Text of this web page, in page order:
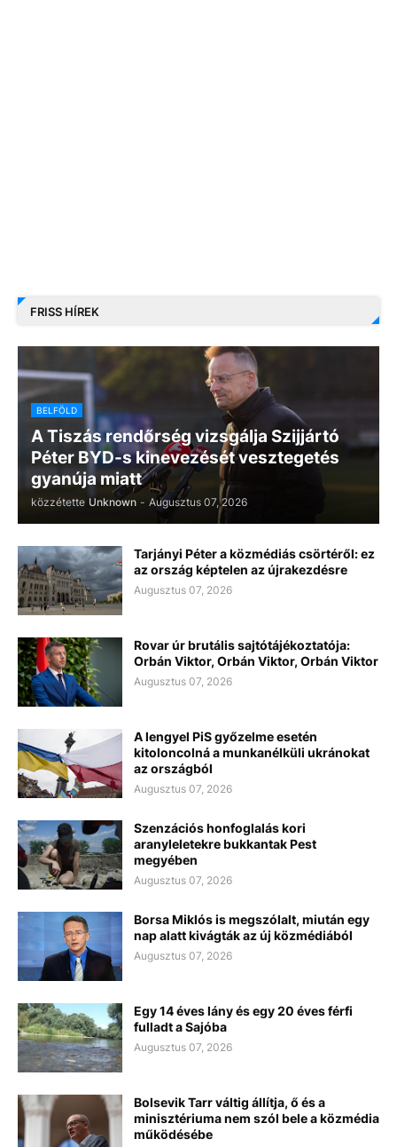
FRISS HÍREK
BELFÖLD
A Tiszás rendőrség vizsgálja Szijjártó
Péter BYD-s kinevezését vesztegetés
gyanúja miatt
közzétette Unknown - Augusztus 07, 2026
Tarjányi Péter a közmédiás csörtéről: ez
az ország képtelen az újrakezdésre
Augusztus 07, 2026
Rovar úr brutális sajtótájékoztatója:
Orbán Viktor, Orbán Viktor, Orbán Viktor
Augusztus 07, 2026
A lengyel PiS győzelme esetén
kitoloncolná a munkanélküli ukránokat
az országból
Augusztus 07, 2026
Szenzációs honfoglalás kori
aranyleletekre bukkantak Pest
megyében
Augusztus 07, 2026
Borsa Miklós is megszólalt, miután egy
nap alatt kivágták az új közmédiából
Augusztus 07, 2026
Egy 14 éves lány és egy 20 éves férfi
fulladt a Sajóba
Augusztus 07, 2026
Bolsevik Tarr váltig állítja, ő és a
minisztériuma nem szól bele a közmédia
működésébe